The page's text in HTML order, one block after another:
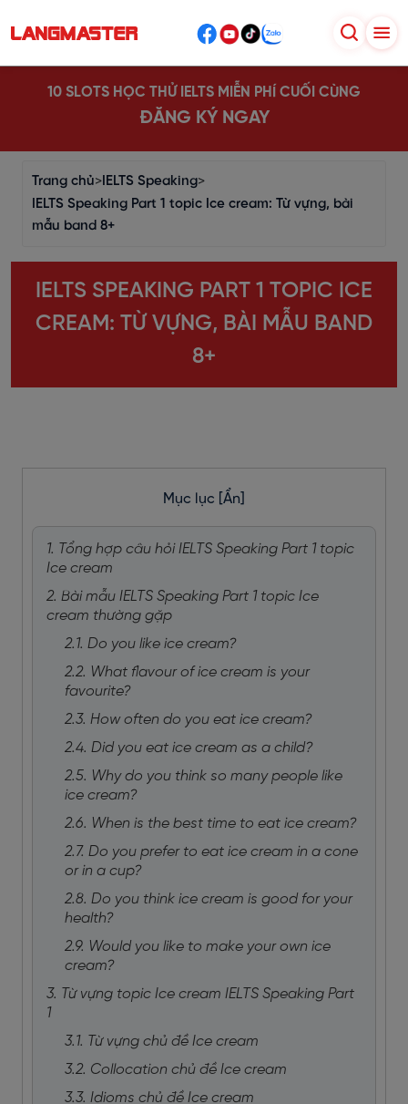
10 SLOTS HỌC THỬ IELTS MIỄN PHÍ CUỐI CÙNG
ĐĂNG KÝ NGAY
Trang chủ> IELTS Speaking>
IELTS Speaking Part 1 topic Ice cream: Từ vựng, bài
mẫu band 8+
IELTS SPEAKING PART 1 TOPIC ICE
CREAM: TỪ VỰNG, BÀI MẪU BAND
8+
Mục lục [Ẩn]
1. Tổng hợp câu hỏi IELTS Speaking Part 1 topic
Ice cream
2. Bài mẫu IELTS Speaking Part 1 topic Ice
cream thường gặp
2.1. Do you like ice cream?
2.2. What flavour of ice cream is your
favourite?
2.3. How often do you eat ice cream?
2.4. Did you eat ice cream as a child?
2.5. Why do you think so many people like
ice cream?
2.6. When is the best time to eat ice cream?
2.7. Do you prefer to eat ice cream in a cone
or in a cup?
2.8. Do you think ice cream is good for your
health?
2.9. Would you like to make your own ice
cream?
3. Từ vựng topic Ice cream IELTS Speaking Part
1
3.1. Từ vựng chủ đề Ice cream
3.2. Collocation chủ đề Ice cream
3.3. Idioms chủ đề Ice cream